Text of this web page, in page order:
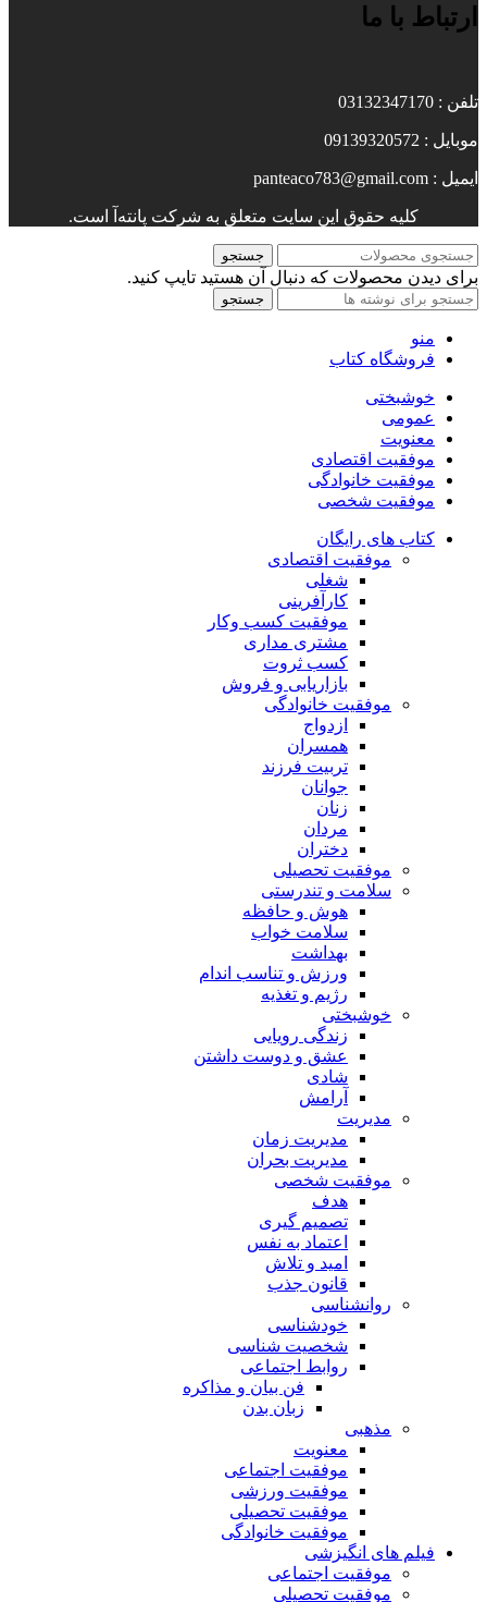
ارتباط با ما
تلفن : 03132347170
موبایل : 09139320572
ایمیل : panteaco783@gmail.com
کلیه حقوق این سایت متعلق به شرکت پانته‌آ است.
جستجو
برای دیدن محصولات که دنبال آن هستید تایپ کنید.
جستجو
منو
فروشگاه کتاب
خوشبختی
عمومی
معنویت
موفقیت اقتصادی
موفقیت خانوادگی
موفقیت شخصی
کتاب های رایگان
موفقیت اقتصادی
شغلی
کارآفرینی
موفقیت کسب وکار
مشتری مداری
کسب ثروت
بازاریابی و فروش
موفقیت خانوادگی
ازدواج
همسران
تربیت فرزند
جوانان
زنان
مردان
دختران
موفقیت تحصیلی
سلامت و تندرستی
هوش و حافظه
سلامت خواب
بهداشت
ورزش و تناسب اندام
رژیم و تغذیه
خوشبختی
زندگی رویایی
عشق و دوست داشتن
شادی
آرامش
مدیریت
مدیریت زمان
مدیریت بحران
موفقیت شخصی
هدف
تصمیم گیری
اعتماد به نفس
امید و تلاش
قانون جذب
روانشناسی
خودشناسی
شخصیت شناسی
روابط اجتماعی
فن بیان و مذاکره
زبان بدن
مذهبی
معنویت
موفقیت اجتماعی
موفقیت ورزشی
موفقیت تحصیلی
موفقیت خانوادگی
فیلم های انگیزشی
موفقیت اجتماعی
موفقیت تحصیلی